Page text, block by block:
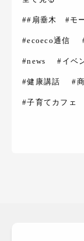
##扇垂木 #モ
#ecoeco通信
#news #イベ
#健康講話 #
#子育てカフェ